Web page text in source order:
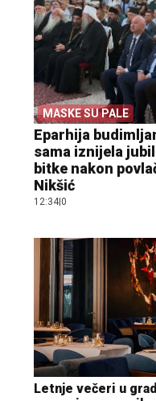
MASKE SU PALE
Eparhija
sama iznijela
bitke nakon
Nikšić
12:34 0
Letnje večeri u